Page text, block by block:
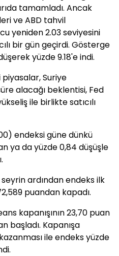
tamamladı. Ancak
ve ABD tahvil
yeniden 2.03 seviyesini
bir gün geçirdi. Gösterge
yüzde 9.18'e indi.
piyasalar, Suriye
alacağı beklentisi, Fed
ile birlikte satıcılı
endeksi güne dünkü
ya da yüzde 0,84 düşüşle
seyrin ardından endeks ilk
puandan kapadı.
kapanışının 23,70 puan
başladı. Kapanışa
ile endeks yüzde